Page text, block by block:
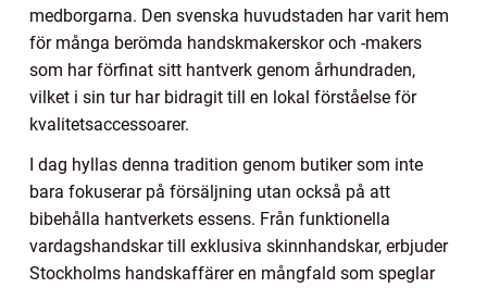
medborgarna. Den svenska huvudstaden har varit hem
för många berömda handskmakerskor och -makers
som har förfinat sitt hantverk genom århundraden,
vilket i sin tur har bidragit till en lokal förståelse för
kvalitetsaccessoarer.
I dag hyllas denna tradition genom butiker som inte
bara fokuserar på försäljning utan också på att
bibehålla hantverkets essens. Från funktionella
vardagshandskar till exklusiva skinnhandskar, erbjuder
Stockholms handskaffärer en mångfald som speglar